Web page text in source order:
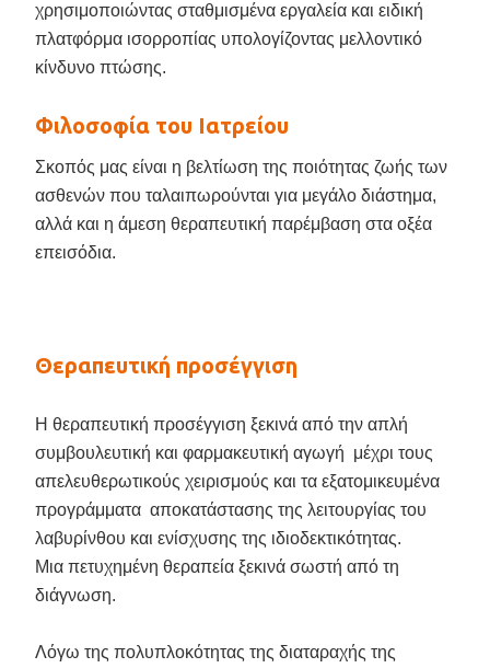
χρησιμοποιώντας σταθμισμένα εργαλεία και ειδική
πλατφόρμα ισορροπίας υπολογίζοντας μελλοντικό
κίνδυνο πτώσης.
Φιλοσοφία του Ιατρείου
Σκοπός μας είναι η βελτίωση της ποιότητας ζωής των
ασθενών που ταλαιπωρούνται για μεγάλο διάστημα,
αλλά και η άμεση θεραπευτική παρέμβαση στα οξέα
επεισόδια.
Θεραπευτική προσέγγιση
Η θεραπευτική προσέγγιση ξεκινά από την απλή
συμβουλευτική και φαρμακευτική αγωγή μέχρι τους
απελευθερωτικούς χειρισμούς και τα εξατομικευμένα
προγράμματα αποκατάστασης της λειτουργίας του
λαβυρίνθου και ενίσχυσης της ιδιοδεκτικότητας.
Μια πετυχημένη θεραπεία ξεκινά σωστή από τη
διάγνωση.
Λόγω της πολυπλοκότητας της διαταραχής της